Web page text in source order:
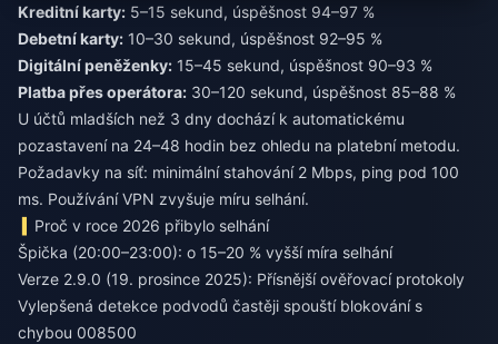
Kreditní karty: 5–15 sekund, úspěšnost 94–97 %
Debetní karty: 10–30 sekund, úspěšnost 92–95 %
Digitální peněženky: 15–45 sekund, úspěšnost 90–93 %
Platba přes operátora: 30–120 sekund, úspěšnost 85–88 %
U účtů mladších než 3 dny dochází k automatickému
pozastavení na 24–48 hodin bez ohledu na platební metodu.
Požadavky na síť: minimální stahování 2 Mbps, ping pod 100
ms. Používání VPN zvyšuje míru selhání.
Proč v roce 2026 přibylo selhání
Špička (20:00–23:00): o 15–20 % vyšší míra selhání
Verze 2.9.0 (19. prosince 2025): Přísnější ověřovací protokoly
Vylepšená detekce podvodů častěji spouští blokování s
chybou 008500